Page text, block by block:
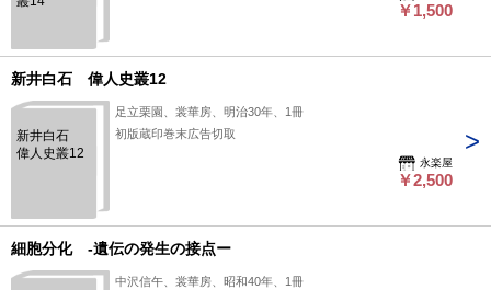
￥1,500
新井白石 偉人史叢12
新井白石
偉人史叢12
足立栗園、裳華房、明治30年、1冊
初版蔵印巻末広告切取
永楽屋
￥2,500
細胞分化 -遺伝の発生の接点ー
中沢信午、裳華房、昭和40年、1冊